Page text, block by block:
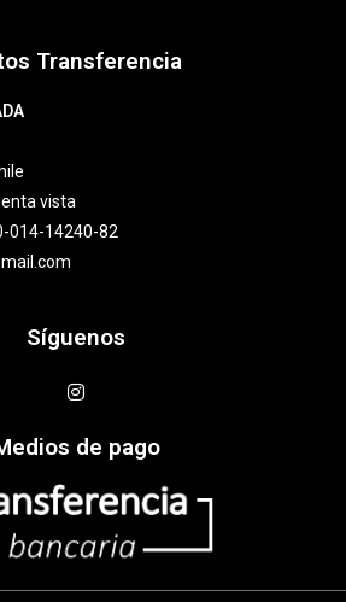
Transferencia
vista
014-14240-82
Síguenos
de pago